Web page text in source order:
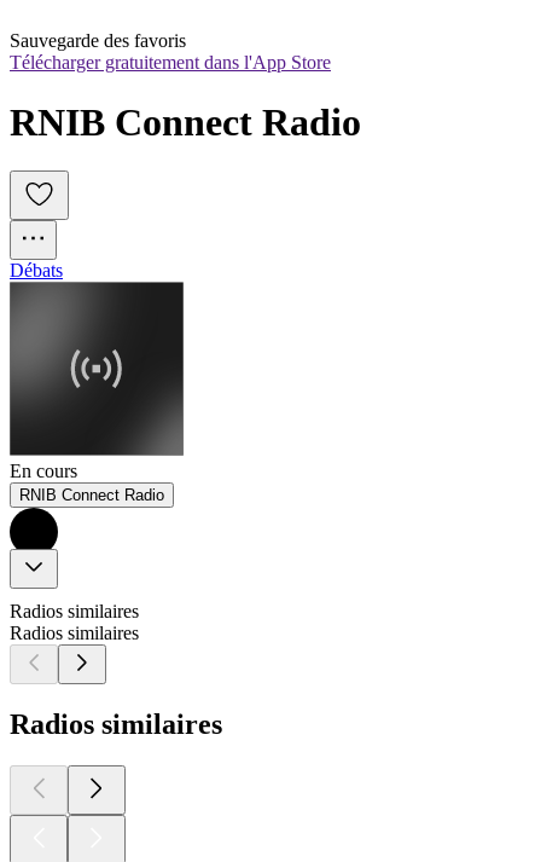
Sauvegarde des favoris
Télécharger gratuitement dans l'App Store
RNIB Connect Radio
Débats
En cours
RNIB Connect Radio
Radios similaires
Radios similaires
Radios similaires